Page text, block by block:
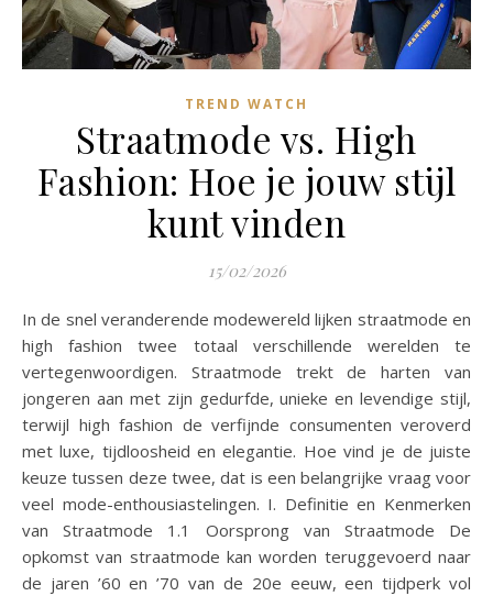
TREND WATCH
Straatmode vs. High
Fashion: Hoe je jouw stijl
kunt vinden
15/02/2026
In de snel veranderende modewereld lijken straatmode en
high fashion twee totaal verschillende werelden te
vertegenwoordigen. Straatmode trekt de harten van
jongeren aan met zijn gedurfde, unieke en levendige stijl,
terwijl high fashion de verfijnde consumenten veroverd
met luxe, tijdloosheid en elegantie. Hoe vind je de juiste
keuze tussen deze twee, dat is een belangrijke vraag voor
veel mode-enthousiastelingen. I. Definitie en Kenmerken
van Straatmode 1.1 Oorsprong van Straatmode De
opkomst van straatmode kan worden teruggevoerd naar
de jaren ’60 en ’70 van de 20e eeuw, een tijdperk vol